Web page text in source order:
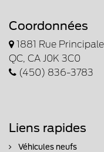
Coordonnées
1881 Rue
QC, CA J0K 3C0
(450) 836-3783
Liens rapides
Véhicules neufs